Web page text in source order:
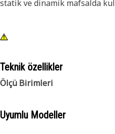
statik ve dinamik mafsalda
Teknik özellikler
Ölçü Birimleri
Uyumlu Modeller